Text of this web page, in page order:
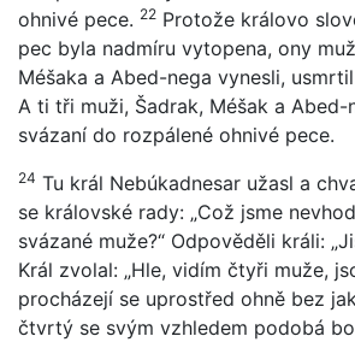
ohnivé pece. 22 Protože královo
pec byla nadmíru vytopena, ony
Méšaka a Abed-nega vynesli,
A ti tři muži, Šadrak, Méšak a Abed-
svázaní do rozpálené ohnivé pece.
24 Tu král Nebúkadnesar užasl a
se královské rady: „Což jsme
svázané muže?“ Odpověděli králi:
Král zvolal: „Hle, vidím čtyři muže,
procházejí se uprostřed ohně bez
čtvrtý se svým vzhledem podobá